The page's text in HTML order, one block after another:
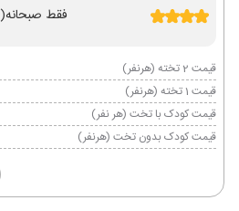
فقط صبحانه(BB)
قیمت 2 تخته (هرنفر)
قیمت 1 تخته (هرنفر)
قیمت کودک با تخت (هر نفر)
قیمت کودک بدون تخت (هرنفر)